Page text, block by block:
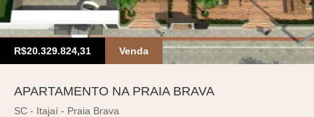
R$20.329.824,31 Venda
APARTAMENTO NA PRAIA BRAVA
SC - Itajaí - Praia Brava